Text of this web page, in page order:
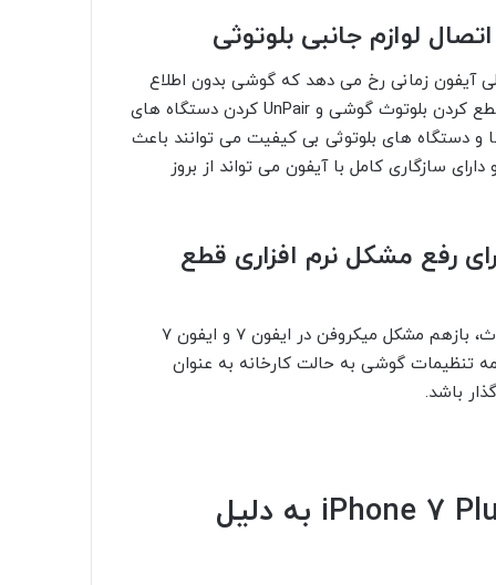
لوازم جانبی بلوتوثی
آیفون زمانی رخ می دهد که گوشی بدون اطلاع
شما به یکی از دستگاه های بلوتوثی اطراف متصل شده باشد. قطع کردن بلوتوث گوشی و UnPair کردن دستگاه های
دستگاه های بلوتوثی بی کیفیت می توانند باعث
سازگاری کامل با آیفون می تواند از بروز
رفع مشکل نرم افزاری قطع
گاهی اوقات حتی بعد از آپدیت کردن و قطع کردن اتصال بلوتوث، بازهم مشکل میکروفن در ایفون 7 و ایفون 7
تنظیمات گوشی به حالت کارخانه به عنوان
باشد.
قطع شدن میکروفن iPhone 7 و iPhone 7 Plus به دلیل